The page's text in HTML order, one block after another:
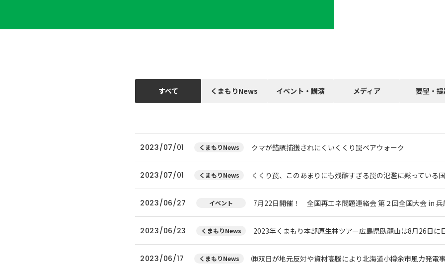
すべて くまもりNews イベント・講演 メディア 要望・
2023/07/01 くまもりNews クマが錯誤捕獲されにくいくくり罠ベアウォーク
2023/07/01 くまもりNews くくり罠、このあまりにも残酷すぎる罠の氾濫に黙っている
2023/06/27 イベント 7月22日開催！ 全国再エネ問題連絡会 第２回全国大会 in 兵
2023/06/23 くまもりNews 2023年くまもり本部原生林ツアー広島県臥龍山は8月26日
2023/06/17 くまもりNews ㈱双日が地元反対や資材高騰により北海道小樽余市風力発電